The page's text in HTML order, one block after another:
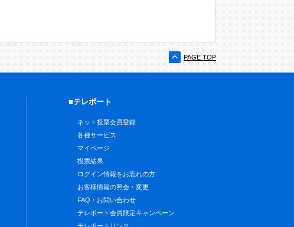
PAGE TOP
■テレボート
ネット投票会員登録
各種サービス
マイページ
投票結果
ログイン情報をお忘れの方
お客様情報の照会・変更
FAQ・お問い合わせ
テレボート会員限定キャンペーン